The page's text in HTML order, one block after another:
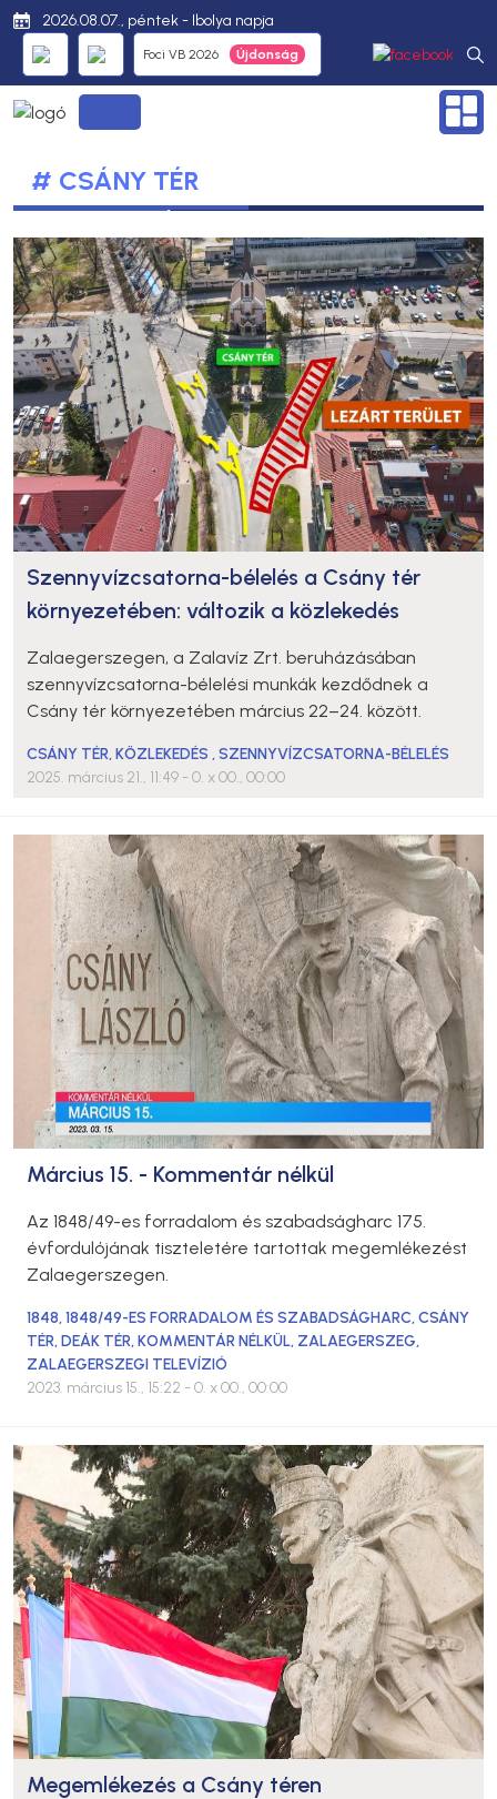
2026.08.07., péntek - Ibolya napja
Foci VB 2026
# CSÁNY TÉR
Szennyvízcsatorna-bélelés a Csány tér
környezetében: változik a közlekedés
Zalaegerszegen, a Zalavíz Zrt. beruházásában
szennyvízcsatorna-bélelési munkák kezdődnek a
Csány tér környezetében március 22–24. között.
CSÁNY TÉR,KÖZLEKEDÉS ,SZENNYVÍZCSATORNA-BÉLELÉS
2025. március 21., 11:49 - 0. x 00., 00:00
Március 15. - Kommentár nélkül
Az 1848/49-es forradalom és szabadságharc 175.
évfordulójának tiszteletére tartottak megemlékezést
Zalaegerszegen.
1848,1848/49-ES FORRADALOM ÉS SZABADSÁGHARC,CSÁNY
TÉR,DEÁK TÉR,KOMMENTÁR NÉLKÜL, ZALAEGERSZEG,
ZALAEGERSZEGI TELEVÍZIÓ
2023. március 15., 15:22 - 0. x 00., 00:00
Megemlékezés a Csány téren